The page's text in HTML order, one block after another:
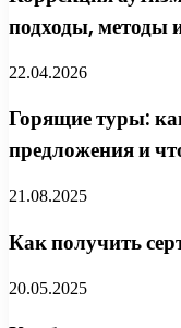
подходы, методы
22.04.2026
Горящие туры:
предложения и
21.08.2025
Как получить
20.05.2025